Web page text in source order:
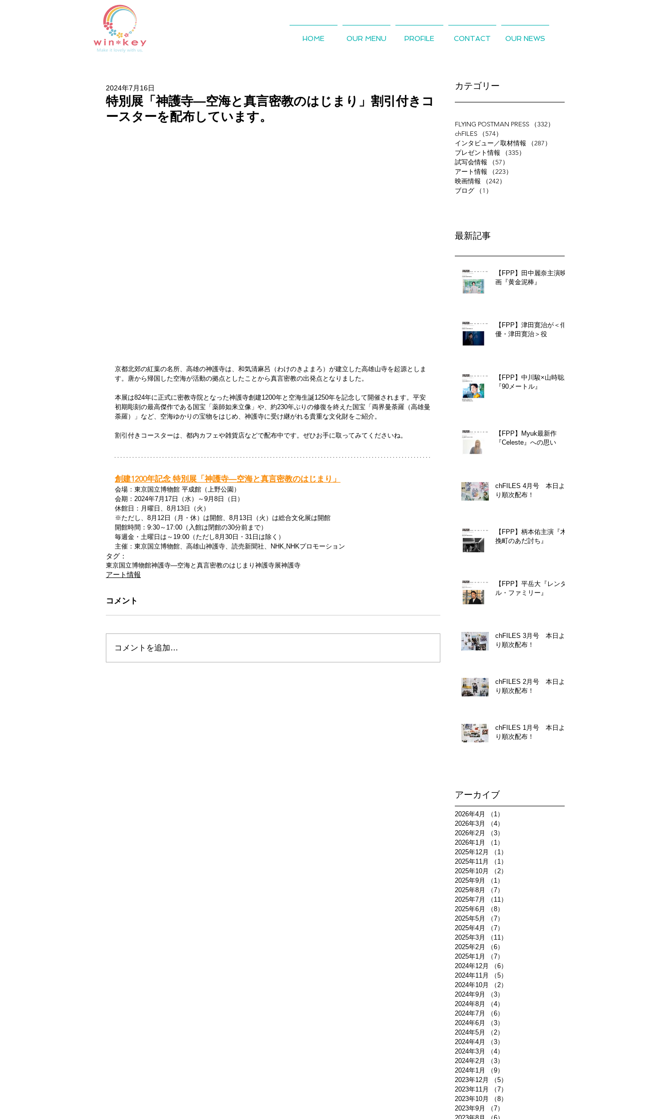
HOME OUR MENU PROFILE CONTACT OUR NEWS
特別展「神護寺―空海と真言密教のはじまり」割引付きコ
ースターを配布しています。
2024年7月16日
京都北郊の紅葉の名所、高雄の神護寺は、和気清麻呂（わけのきよまろ）が建立した高雄山寺を起源としま
す。唐から帰国した空海が活動の拠点としたことから真言密教の出発点となりました。
本展は824年に正式に密教寺院となった神護寺創建1200年と空海生誕1250年を記念して開催されます。平安
初期彫刻の最高傑作である国宝「薬師如来立像」や、約230年ぶりの修復を終えた国宝「両界曼荼羅（高雄曼
荼羅）」など、空海ゆかりの宝物をはじめ、神護寺に受け継がれる貴重な文化財をご紹介。
割引付きコースターは、都内カフェや雑貨店などで配布中です。ぜひお手に取ってみてくださいね。
創建1200年記念 特別展「神護寺―空海と真言密教のはじまり」
会場： 東京国立博物館 平成館（上野公園）
会期：2024年7月17日（水）～9月8日（日）
休館日： 月曜日、8月13日（火）
※ただし、8月12日（月・休）は開館、8月13日（火）は総合文化展は開館
開館時間： 9:30～17:00（入館は閉館の30分前まで）
毎週金・土曜日は～19:00（ただし8月30日・31日は除く）
主催： 東京国立博物館、高雄山神護寺、読売新聞社、NHK,NHKプロモーション
タグ：
東京国立博物館神護寺―空海と真言密教のはじまり 神護寺展神護寺
アート情報
コメント
コメントを追加…
​カテゴリー
FLYING POSTMAN PRESS （332）
chFILES
（574）
インタビュー／取材情報
（287）
プレゼント情報
（335）
試写会情報
（57）
アート情報
（223）
映画情報
（242）
ブログ
（1）
最新記事
【FPP】田中麗奈主演映
画『黄金泥棒』
【FPP】津田寛治が＜俳
優・津田寛治＞役
【FPP】中川駿×山時聡真
『90メートル』
【FPP】Myuk最新作
『Celeste』への思い
chFILES 4月号 本日よ
り順次配布！
【FPP】柄本佑主演『木
挽町のあだ討ち』
【FPP】平岳大『レンタ
ル・ファミリー』
chFILES 3月号 本日よ
り順次配布！
chFILES 2月号 本日よ
り順次配布！
chFILES 1月号 本日よ
り順次配布！
アーカイブ
2026年4月 （1）
2026年3月
（4）
2026年2月
（3）
2026年1月
（1）
2025年12月
（1）
2025年11月
（1）
2025年10月
（2）
2025年9月
（1）
2025年8月
（7）
2025年7月
（11）
2025年6月
（8）
2025年5月
（7）
2025年4月
（7）
2025年3月
（11）
2025年2月
（6）
2025年1月
（7）
2024年12月
（6）
2024年11月
（5）
2024年10月
（2）
2024年9月
（3）
2024年8月
（4）
2024年7月
（6）
2024年6月
（3）
2024年5月
（2）
2024年4月
（3）
2024年3月
（4）
2024年2月
（3）
2024年1月
（9）
2023年12月
（5）
2023年11月
（7）
2023年10月
（8）
2023年9月
（7）